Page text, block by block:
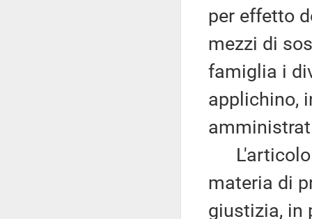
per effetto
mezzi di
famiglia i
applichino,
L'articolo
materia di
giustizia, in